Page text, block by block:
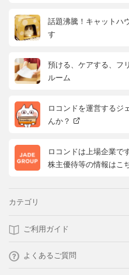
話題沸騰！キャットハ
す
預ける、ケアする、フ
ルーム
ロコンドを運営するジ
んか？
ロコンドは上場企業で
株主優待等の情報はこ
カテゴリ
ご利用ガイド
よくあるご質問